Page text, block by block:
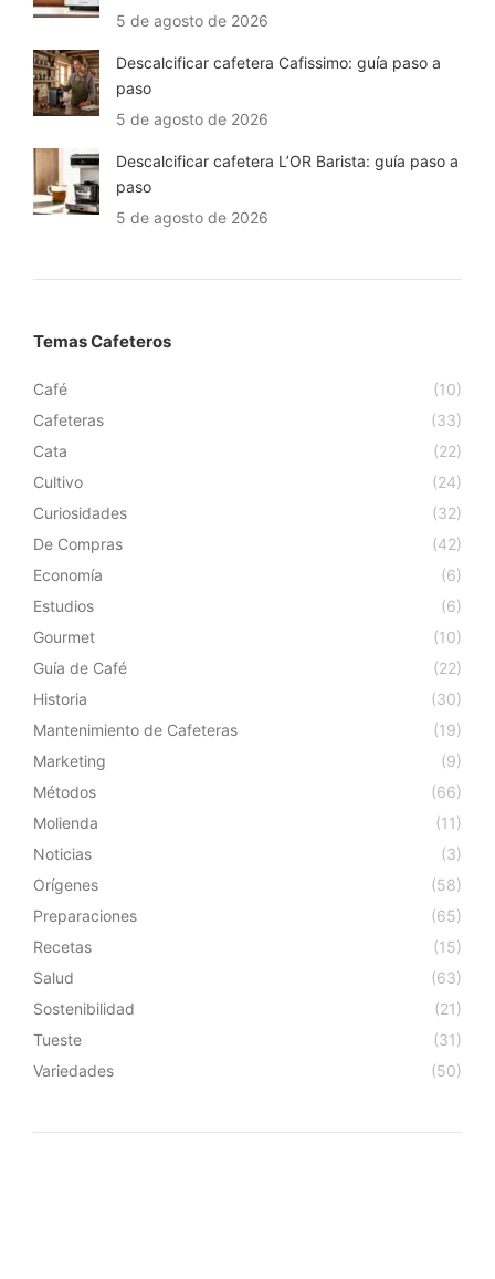
5 de agosto de 2026
Descalcificar cafetera Cafissimo: guía paso a
paso
5 de agosto de 2026
Descalcificar cafetera L’OR Barista: guía paso a
paso
5 de agosto de 2026
Temas Cafeteros
Café
(10)
Cafeteras
(33)
Cata
(22)
Cultivo
(24)
Curiosidades
(32)
De Compras
(42)
Economía
(6)
Estudios
(6)
Gourmet
(10)
Guía de Café
(22)
Historia
(30)
Mantenimiento de Cafeteras
(19)
Marketing
(9)
Métodos
(66)
Molienda
(11)
Noticias
(3)
Orígenes
(58)
Preparaciones
(65)
Recetas
(15)
Salud
(63)
Sostenibilidad
(21)
Tueste
(31)
Variedades
(50)